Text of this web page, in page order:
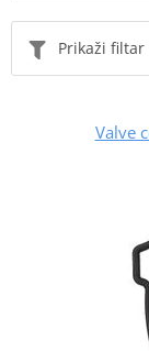
Prikaži filtar
Valve